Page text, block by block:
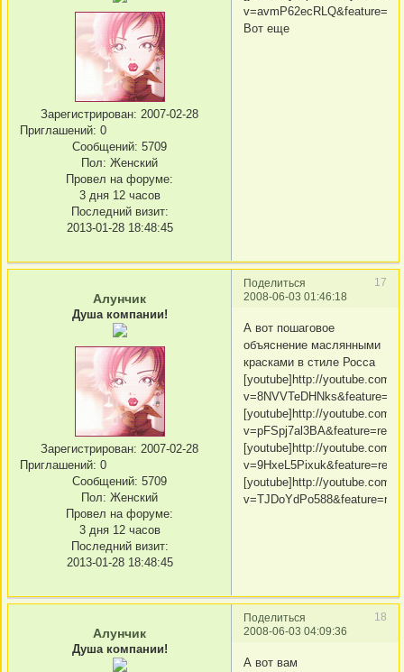
Зарегистрирован: 2007-02-28
Приглашений: 0
Сообщений: 5709
Пол: Женский
Провел на форуме:
3 дня 12 часов
Последний визит:
2013-01-28 18:48:45
Вот еще
Поделиться
17
2008-06-03 01:46:18
Алунчик
Душа компании!
Зарегистрирован: 2007-02-28
Приглашений: 0
Сообщений: 5709
Пол: Женский
Провел на форуме:
3 дня 12 часов
Последний визит:
2013-01-28 18:48:45
А вот пошаговое
объяснение маслянными
красками в стиле Росса
[youtube]http://youtube.com/
[youtube]http://youtube.com/
[youtube]http://youtube.com/
[youtube]http://youtube.com/
Поделиться
18
2008-06-03 04:09:36
Алунчик
Душа компании!
А вот вам